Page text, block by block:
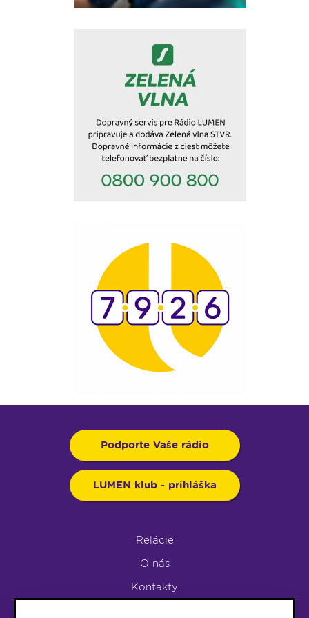
Podporte Vaše rádio
LUMEN klub - prihláška
Relácie
O nás
Kontakty